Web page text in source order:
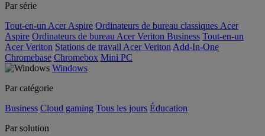
Par série
Tout-en-un Acer Aspire Ordinateurs de bureau classiques Acer
Aspire Ordinateurs de bureau Acer Veriton Business Tout-en-un
Acer Veriton Stations de travail Acer Veriton Add-In-One
Chromebase Chromebox Mini PC
Windows
Par catégorie
Business Cloud gaming Tous les jours Éducation
Par solution